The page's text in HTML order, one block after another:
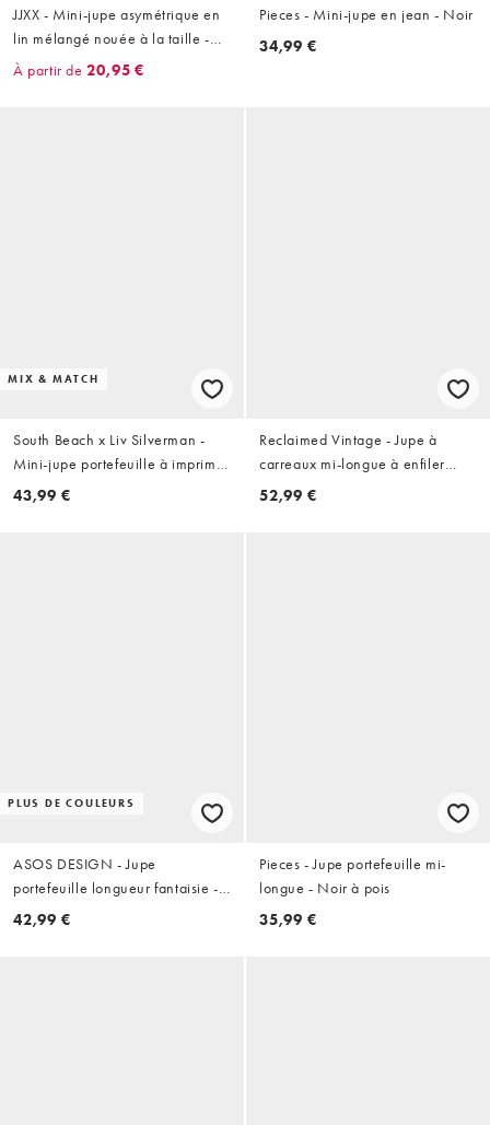
JJXX - Mini-jupe asymétrique en
lin mélangé nouée à la taille -
Rose
À partir de 20,95 €
Pieces - Mini-jupe en jean - Noir
34,99 €
MIX & MATCH
South Beach x Liv Silverman -
Mini-jupe portefeuille à imprimé
animal - Multicolore
43,99 €
Reclaimed Vintage - Jupe à
carreaux mi-longue à enfiler
avec détails noués - Noir
52,99 €
PLUS DE COULEURS
ASOS DESIGN - Jupe
portefeuille longueur fantaisie -
Noir
42,99 €
Pieces - Jupe portefeuille mi-
longue - Noir à pois
35,99 €